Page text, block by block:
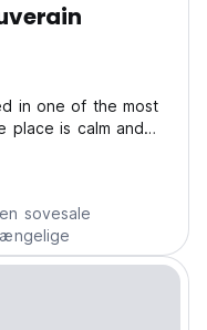
in one of the most
place is calm and
don't hesitate
sovesale